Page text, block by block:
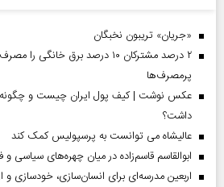
«جریان» تریبون نخبگان
۲ درصد مشترکان ۱۰ درصد برق
پرمصرف‌ها
عکس نوشت | کیف پول ایران چیست و چگونه
داشت؟
عالیشاه می توانست به پرسپولیس کمک کند
ابوالقاسم قاسم‌زاده در میان چهره‌های
اربعین مدرسه‌ای برای انسان‌سازی، خودسازی